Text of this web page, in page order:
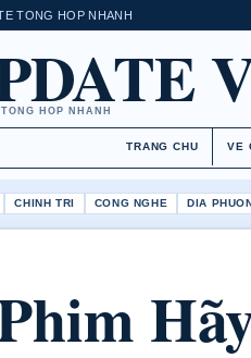
TONG HOP NHANH
HOP NHANH
TRANG CHU VE
CHINH TRI CONG NGHE DIA